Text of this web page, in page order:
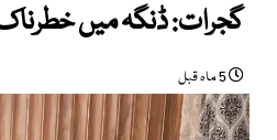
گجرات: ڈنگہ میں خطرناک
5 ماہ قبل